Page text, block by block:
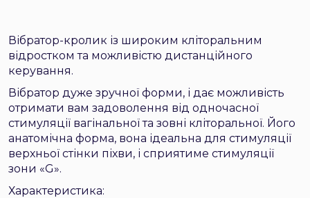
Вібратор-кролик із широким кліторальним
відростком та можливістю дистанційного
керування.
Вібратор дуже зручної форми, і дає можливість
отримати вам задоволення від одночасної
стимуляції вагінальної та зовні кліторальної. Його
анатомічна форма, вона ідеальна для стимуляції
верхньої стінки піхви, і сприятиме стимуляції
зони «G».
Характеристика: